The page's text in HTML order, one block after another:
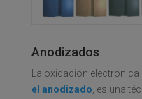
Anodizados
La oxidación
el anodizado , es una